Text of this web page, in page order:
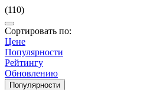
(110)
Сортировать по:
Цене
Популярности
Рейтингу
Обновлению
Популярности